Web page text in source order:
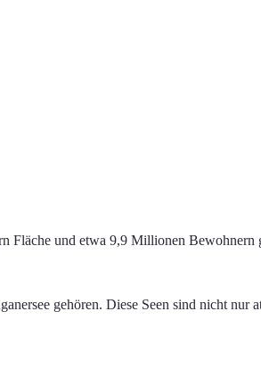
Fläche und etwa 9,9 Millionen Bewohnern
gehören. Diese Seen sind nicht nur